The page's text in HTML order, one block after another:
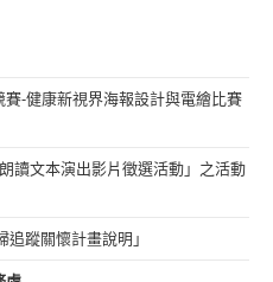
-健康新視界海報設計與電繪比賽
讀文本演出影片徵選活動」之活動
蹤關懷計畫說明」